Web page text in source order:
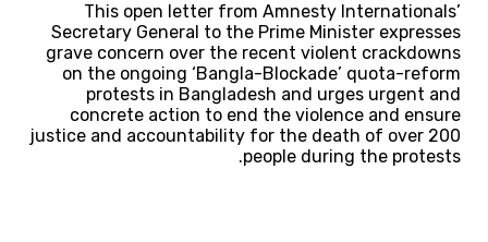
This open letter from Amnesty Internationals’
Secretary General to the Prime Minister expresses
grave concern over the recent violent crackdowns
on the ongoing ‘Bangla-Blockade’ quota-reform
protests in Bangladesh and urges urgent and
concrete action to end the violence and ensure
justice and accountability for the death of over 200
people during the protests.